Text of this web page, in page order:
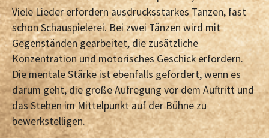
Viele Lieder erfordern ausdrucksstarkes Tanzen, fast
schon Schauspielerei. Bei zwei Tänzen wird mit
Gegenständen gearbeitet, die zusätzliche
Konzentration und motorisches Geschick erfordern.
Die mentale Stärke ist ebenfalls gefordert, wenn es
darum geht, die große Aufregung vor dem Auftritt und
das Stehen im Mittelpunkt auf der Bühne zu
bewerkstelligen.